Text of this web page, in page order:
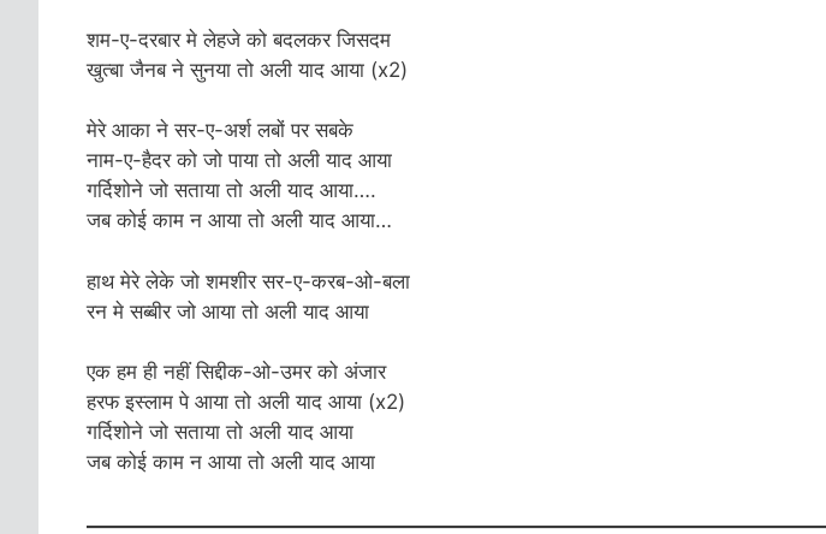
शम-ए-दरबार मे लेहजे को बदलकर जिसदम
खुत्बा जैनब ने सुनया तो अली याद आया (x2)
मेरे आका ने सर-ए-अर्श लबों पर सबके
नाम-ए-हैदर को जो पाया तो अली याद आया
गर्दिशोने जो सताया तो अली याद आया….
जब कोई काम न आया तो अली याद आया…
हाथ मेरे लेके जो शमशीर सर-ए-करब-ओ-बला
रन मे सब्बीर जो आया तो अली याद आया
एक हम ही नहीं सिद्दीक-ओ-उमर को अंजार
हरफ इस्लाम पे आया तो अली याद आया (x2)
गर्दिशोने जो सताया तो अली याद आया
जब कोई काम न आया तो अली याद आया